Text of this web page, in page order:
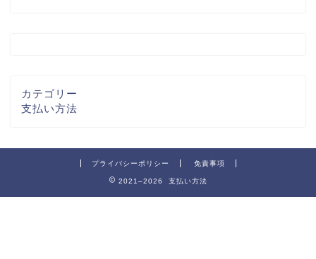
カテゴリー
支払い方法
プライバシーポリシー 免責事項
2021–2026 支払い方法